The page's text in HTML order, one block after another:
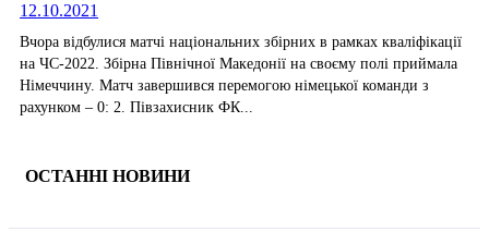
12.10.2021
Вчора відбулися матчі національних збірних в рамках кваліфікації
на ЧС-2022. Збірна Північної Македонії на своєму полі приймала
Німеччину. Матч завершився перемогою німецької команди з
рахунком – 0: 2. Півзахисник ФК...
ОСТАННІ НОВИНИ